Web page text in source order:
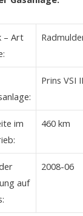
– Art
Prins VSI II
im
460 km
auf
2008-06